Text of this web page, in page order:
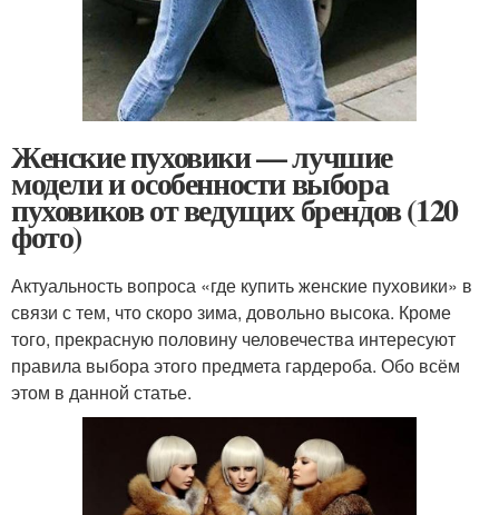
Женские пуховики — лучшие
модели и особенности выбора
пуховиков от ведущих брендов (120
фото)
Актуальность вопроса «где купить женские пуховики» в
связи с тем, что скоро зима, довольно высока. Кроме
того, прекрасную половину человечества интересуют
правила выбора этого предмета гардероба. Обо всём
этом в данной статье.